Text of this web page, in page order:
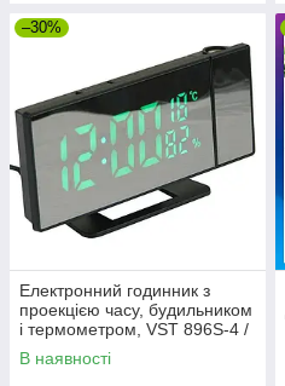
–30%
Електронний годинник з
проекцією часу, будильником
і термометром, VST 896S-4 /
Настільний LED годинник
В наявності